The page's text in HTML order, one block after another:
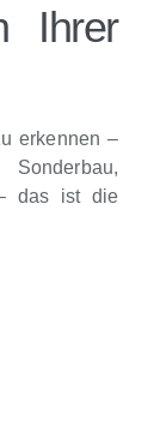
Ihrer
erkennen –
das ist die